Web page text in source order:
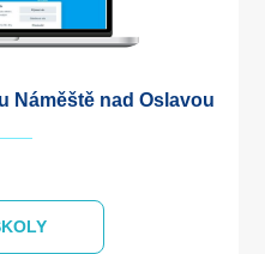
Náměště nad Oslavou